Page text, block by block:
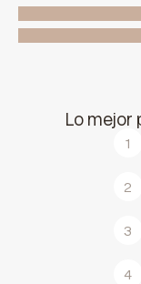
Lo mejor
1
2
3
4